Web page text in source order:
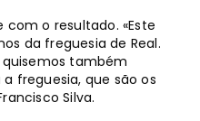
o resultado. «Este
da freguesia de Real.
também
freguesia, que são os
Silva.